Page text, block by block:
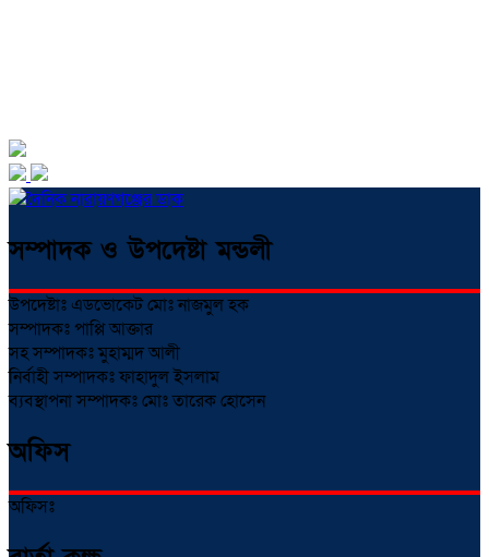
সম্পাদক ও উপদেষ্টা মন্ডলী
উপদেষ্টাঃ এডভোকেট মোঃ নাজমুল হক
সম্পাদকঃ পাপ্পি আক্তার
সহ সম্পাদকঃ মুহাম্মদ আলী
নির্বাহী সম্পাদকঃ ফাহাদুল ইসলাম
ব্যবস্থাপনা সম্পাদকঃ মোঃ তারেক হোসেন
অফিস
অফিসঃ